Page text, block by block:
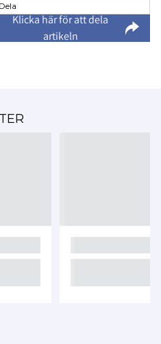
Dela
Klicka här för att dela
artikeln